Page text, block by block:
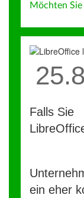
Möchten
Falls Sie
ein eher